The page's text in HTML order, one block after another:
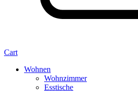
Cart
Wohnen
Wohnzimmer
Esstische